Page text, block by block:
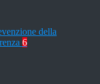
della
6